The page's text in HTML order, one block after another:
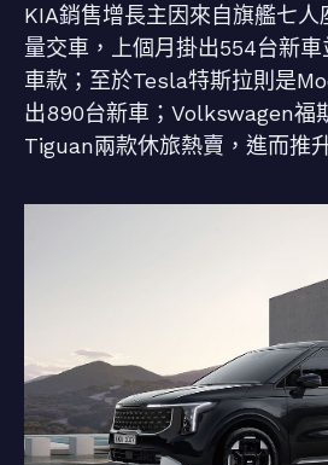
KIA銷售增長主因來自旗艦七
量交車，上個月掛出554台新
車款；至於Tesla特斯拉則是
出890台新車；Volkswagen福
Tiguan兩款休旅熱賣，進而推